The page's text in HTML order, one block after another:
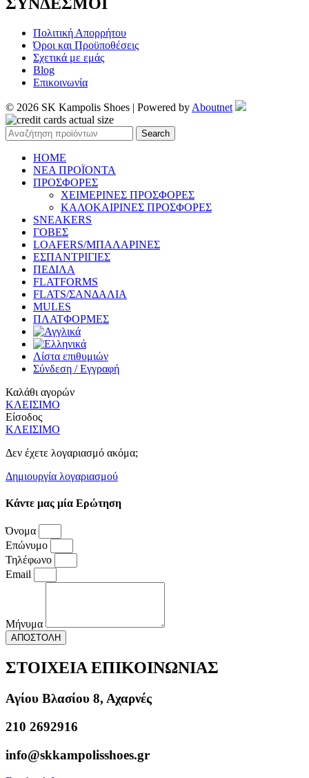
Πολιτική Απορρήτου
Όροι και Προϋποθέσεις
Σχετικά με εμάς
Blog
Επικοινωνία
© 2026 SK Kampolis Shoes | Powered by Aboutnet
Search
HOME
ΝΕΑ ΠΡΟΪΟΝΤΑ
ΠΡΟΣΦΟΡΕΣ
ΧΕΙΜΕΡΙΝΕΣ ΠΡΟΣΦΟΡΕΣ
ΚΑΛΟΚΑΙΡΙΝΕΣ ΠΡΟΣΦΟΡΕΣ
SNEAKERS
ΓΟΒΕΣ
LOAFERS/ΜΠΑΛΑΡΙΝΕΣ
ΕΣΠΑΝΤΡΙΓΙΕΣ
ΠΕΔΙΛΑ
FLATFORMS
FLATS/ΣΑΝΔΑΛΙΑ
MULES
ΠΛΑΤΦΟΡΜΕΣ
Λίστα επιθυμιών
Σύνδεση / Εγγραφή
Καλάθι αγορών
ΚΛΕΙΣΙΜΟ
Είσοδος
ΚΛΕΙΣΙΜΟ
Δεν έχετε λογαριασμό ακόμα;
Δημιουργία λογαριασμού
Κάντε μας μία Ερώτηση
Όνομα
Επώνυμο
Τηλέφωνο
Email
Μήνυμα
ΑΠΟΣΤΟΛΗ
ΣΤΟΙΧΕΙΑ ΕΠΙΚΟΙΝΩΝΙΑΣ
Αγίου Βλασίου 8, Αχαρνές
210 2692916
info@skkampolisshoes.gr